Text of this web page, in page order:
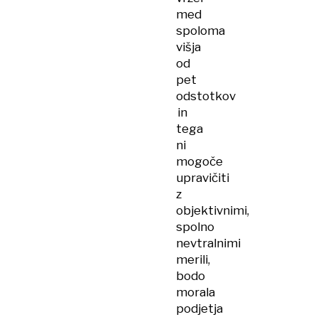
med
spoloma
višja
od
pet
odstotkov
in
tega
ni
mogoče
upravičiti
z
objektivnimi,
spolno
nevtralnimi
merili,
bodo
morala
podjetja